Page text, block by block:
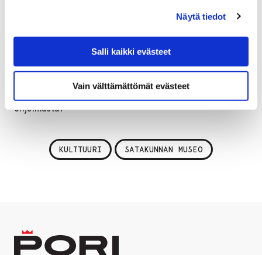
Näytä tiedot
Salli kaikki evästeet
Vain välttämättömät evästeet
vuosikymmenten muutoksista, joita hän on läheltä
seurannut. Emeritusprofessori, arkkitehtiVilhelm
, joka runsaat 10 vuotta sitten vastasi Porin
kaupungintalon eli Junneliuksen palatsin vaativasta
ohjelmasta.
KULTTUURI SATAKUNNAN MUSEO